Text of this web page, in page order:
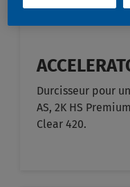
Durcisseur pour
AS, 2K HS
Clear 420.